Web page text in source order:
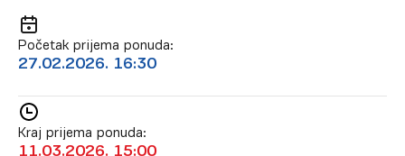
Početak prijema ponuda:
27.02.2026. 16:30
Kraj prijema ponuda:
11.03.2026. 15:00